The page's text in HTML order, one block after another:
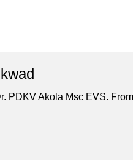
PDKV Akola Msc EVS.